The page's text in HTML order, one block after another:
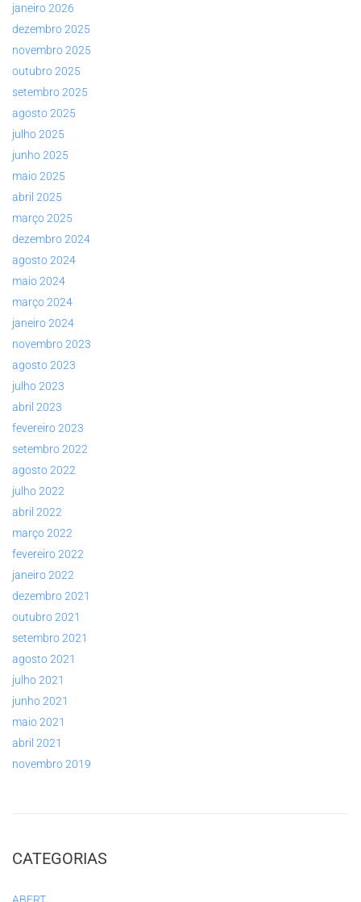
janeiro 2026
dezembro 2025
novembro 2025
outubro 2025
setembro 2025
agosto 2025
julho 2025
junho 2025
maio 2025
abril 2025
março 2025
dezembro 2024
agosto 2024
maio 2024
março 2024
janeiro 2024
novembro 2023
agosto 2023
julho 2023
abril 2023
fevereiro 2023
setembro 2022
agosto 2022
julho 2022
abril 2022
março 2022
fevereiro 2022
janeiro 2022
dezembro 2021
outubro 2021
setembro 2021
agosto 2021
julho 2021
junho 2021
maio 2021
abril 2021
novembro 2019
CATEGORIAS
ABERT